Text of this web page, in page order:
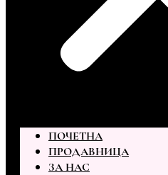
ПОЧЕТНА
ПРОДАВНИЦА
ЗА НАС